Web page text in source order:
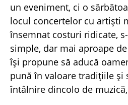
un eveniment, ci o
locul concertelor cu artiști
însemnat costuri ridicate,
simple, dar mai aproape
își propune să aducă
pună în valoare tradițiile și
întâlnire dincolo de